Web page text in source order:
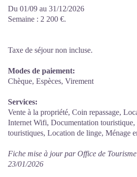
Du 01/09 au 31/12/2026
Semaine : 2 200 €.
Taxe de séjour non incluse.
Modes de paiement:
Chèque, Espèces, Virement
Services:
Vente à la propriété, Coin repassage,
Internet Wifi, Documentation
touristiques, Location de linge, Ménage
Fiche mise à jour par Office de
23/01/2026